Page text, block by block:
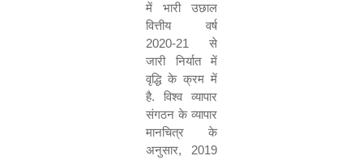
में भारी उछाल
वित्तीय वर्ष
2020-21
से
जारी निर्यात में
वृद्धि के क्रम में
है. विश्व व्यापार
संगठन के व्यापार
मानचित्र के
अनुसार, 2019